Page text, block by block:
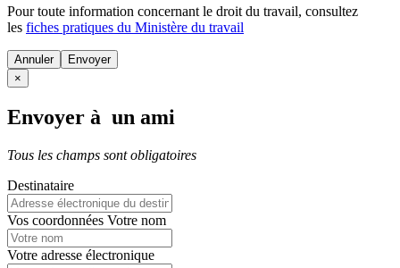
Pour toute information concernant le droit du travail, consultez
les fiches pratiques du Ministère du travail
Annuler
×
Envoyer à un ami
Tous les champs sont obligatoires
Destinataire
Vos coordonnées Votre nom
Votre adresse électronique